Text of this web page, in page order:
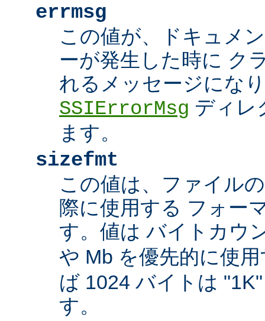
errmsg
この値が、ドキュメ
ーが発生した時に ク
れるメッセージにな
SSIErrorMsg ディレ
ます。
sizefmt
この値は、ファイル
際に使用する フォー
す。値は バイトカウ
や Mb を優先的に使
ば 1024 バイトは
す。